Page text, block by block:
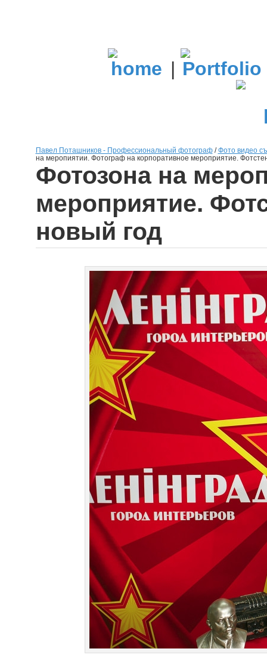
|
Павел Поташников - Профессиональный фотограф/Фото видео
на меропиятии. Фотограф на корпоративное мероприятие.
Фотозона на
мероприятие.
новый год